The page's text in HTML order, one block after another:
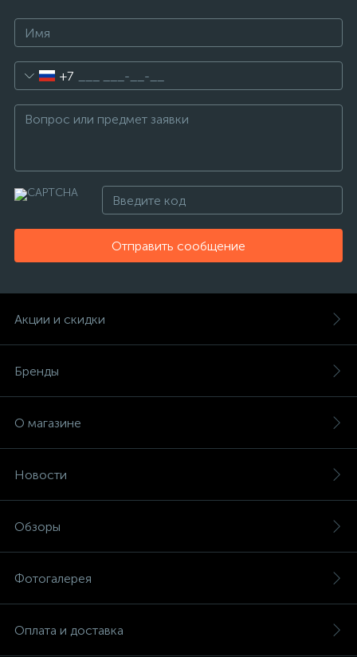
+7
Отправить сообщение
Акции и скидки
Бренды
О магазине
Новости
Обзоры
Фотогалерея
Оплата и доставка